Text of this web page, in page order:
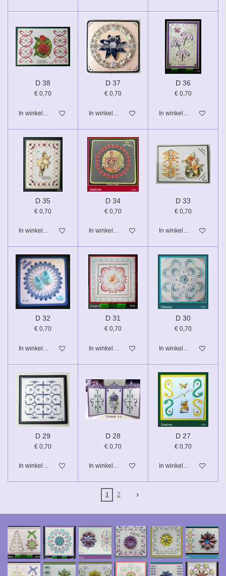
D 38
€ 0,70
In winkelwagen
D 37
€ 0,70
In winkelwagen
D 36
€ 0,70
In winkelwagen
D 35
€ 0,70
In winkelwagen
D 34
€ 0,70
In winkelwagen
D 33
€ 0,70
In winkelwagen
D 32
€ 0,70
In winkelwagen
D 31
€ 0,70
In winkelwagen
D 30
€ 0,70
In winkelwagen
D 29
€ 0,70
In winkelwagen
D 28
€ 0,70
In winkelwagen
D 27
€ 0,70
In winkelwagen
1 2